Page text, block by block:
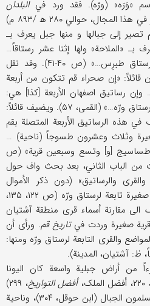
«وَرَه» (ورّه). فقد ورد فيالبلدان
للیعقوبي (الذي یعتبر أقدم مصدر في هذا المجال، حوالي ۲۸۰ ھ /۸۹۳ م)
إلی جبالها و منها جبل یعرف بـ
«الملاحة» ولها إثنا عشر رستاقاً…
رستاق الفراهان ورستاق وَره ورستاق طبرِس…» (ص ۴۰-۴۱). وقد نقل
«إن صحراء قم تتکون من أربعة
رساتیق اصفهان الأربعة [کذا] هي:
رستاق کمیدان ورستاق أنار بار ورستاق ورّه…» (القمی، ۵۷). ویضیف قائلاً:
في هذه الرساتیق الأربعة المتصلة بقم
وثلاث وعشرون طسوجاً (ناحیة) …
[و] وتسع وسبعین قریة» (ص
من الباب الثاني، بعد بحث واف حول
والرساتیق» (دون ذکر الأموال
والخراج) وعدّد ۳۶ موضعاً وقریة صغیرة تابعة لرستاق ورّه (ص ۱۲۲، ۱۳۵،
الی مقارنة أسماء قری منطقة آشتیان
تاریخ قم. ورأی أن
والقری التابعة لرستاق ورّه ومنها:
من أراض جبلیة واسعة کان الیونا
أفضل التواریخ
، ۲۹۹)
و یسمیها الکتّاب الجغرافیون المسلمون الجبال (ابن حوقل، ۳۰۴)، وناحیة